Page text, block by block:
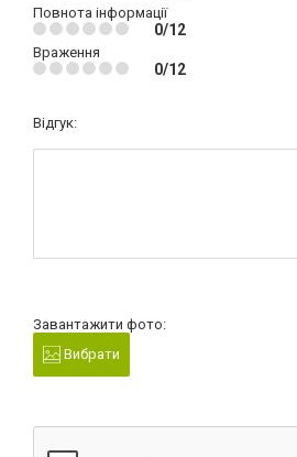
Повнота інформації
0/12
Враження
0/12
Відгук:
Завантажити фото:
Вибрати